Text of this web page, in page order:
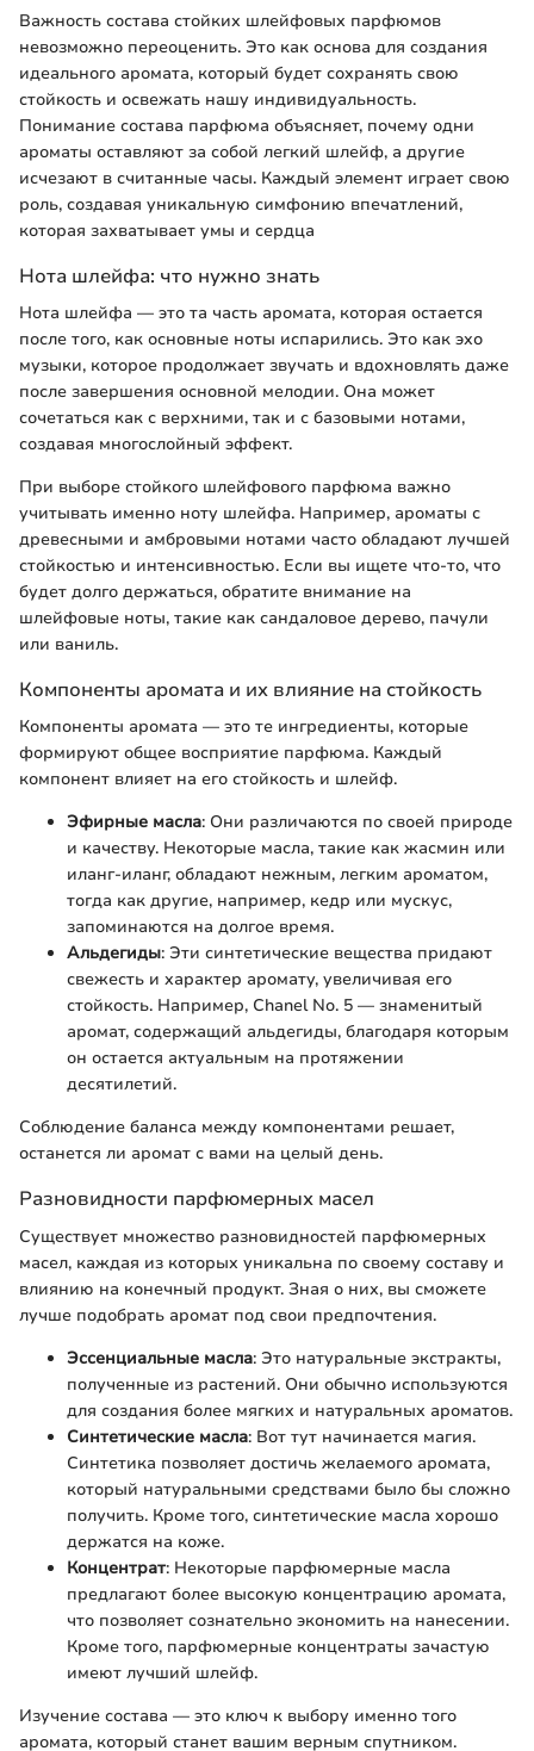
Важность состава стойких шлейфовых парфюмов
невозможно переоценить. Это как основа для создания
идеального аромата, который будет сохранять свою
стойкость и освежать нашу индивидуальность.
Понимание состава парфюма объясняет, почему одни
ароматы оставляют за собой легкий шлейф, а другие
исчезают в считанные часы. Каждый элемент играет свою
роль, создавая уникальную симфонию впечатлений,
которая захватывает умы и сердца
Нота шлейфа: что нужно знать
Нота шлейфа — это та часть аромата, которая остается
после того, как основные ноты испарились. Это как эхо
музыки, которое продолжает звучать и вдохновлять даже
после завершения основной мелодии. Она может
сочетаться как с верхними, так и с базовыми нотами,
создавая многослойный эффект.
При выборе стойкого шлейфового парфюма важно
учитывать именно ноту шлейфа. Например, ароматы с
древесными и амбровыми нотами часто обладают лучшей
стойкостью и интенсивностью. Если вы ищете что-то, что
будет долго держаться, обратите внимание на
шлейфовые ноты, такие как сандаловое дерево, пачули
или ваниль.
Компоненты аромата и их влияние на стойкость
Компоненты аромата — это те ингредиенты, которые
формируют общее восприятие парфюма. Каждый
компонент влияет на его стойкость и шлейф.
Эфирные масла: Они различаются по своей природе
и качеству. Некоторые масла, такие как жасмин или
иланг-иланг, обладают нежным, легким ароматом,
тогда как другие, например, кедр или мускус,
запоминаются на долгое время.
Альдегиды: Эти синтетические вещества придают
свежесть и характер аромату, увеличивая его
стойкость. Например, Chanel No. 5 — знаменитый
аромат, содержащий альдегиды, благодаря которым
он остается актуальным на протяжении
десятилетий.
Соблюдение баланса между компонентами решает,
останется ли аромат с вами на целый день.
Разновидности парфюмерных масел
Существует множество разновидностей парфюмерных
масел, каждая из которых уникальна по своему составу и
влиянию на конечный продукт. Зная о них, вы сможете
лучше подобрать аромат под свои предпочтения.
Эссенциальные масла: Это натуральные экстракты,
полученные из растений. Они обычно используются
для создания более мягких и натуральных ароматов.
Синтетические масла: Вот тут начинается магия.
Синтетика позволяет достичь желаемого аромата,
который натуральными средствами было бы сложно
получить. Кроме того, синтетические масла хорошо
держатся на коже.
Концентрат: Некоторые парфюмерные масла
предлагают более высокую концентрацию аромата,
что позволяет сознательно экономить на нанесении.
Кроме того, парфюмерные концентраты зачастую
имеют лучший шлейф.
Изучение состава — это ключ к выбору именно того
аромата, который станет вашим верным спутником.